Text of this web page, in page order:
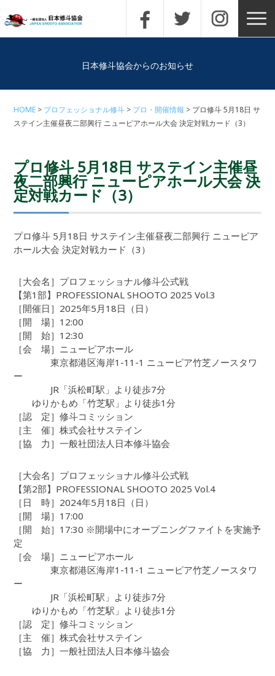
日本修斗協会からのお知らせ
HOME プロフェッショナル修斗 プロ・開催情報
プロ修斗 5月18日 サ
ステイン主催昼夜二部興行 ニューピアホール大会 決定対戦カード（3）
プロ修斗 5月18日 サステイン主催昼
夜二部興行 ニューピアホール大会 決
定対戦カード（3）
プロ修斗 5月18日 サステイン主催昼夜二部興行 ニューピア
ホール大会 決定対戦カード（3）
［大会名］プロフェッショナル修斗公式戦
【第1部】PROFESSIONAL SHOOTO 2025 Vol.3
［開催日］2025年5月18日（日）
［開 場］12:00
［開 始］12:30
［会 場］ニューピアホール
東京都港区海岸1-11-1 ニューピア竹芝ノースタワ
ー
JR「浜松町駅」より徒歩7分
ゆりかもめ「竹芝駅」より徒歩1分
［認 定］修斗コミッション
［主 催］株式会社サステイン
［協 力］一般社団法人日本修斗協会
［大会名］プロフェッショナル修斗公式戦
【第2部】PROFESSIONAL SHOOTO 2025 Vol.4
［日 時］2024年5月18日（日）
［開 場］17:00
［開 始］17:30 ※開場中にオープニングファイトを実施予
定
［会 場］ニューピアホール
東京都港区海岸1-11-1 ニューピア竹芝ノースタワ
ー
JR「浜松町駅」より徒歩7分
ゆりかもめ「竹芝駅」より徒歩1分
［認 定］修斗コミッション
［主 催］株式会社サステイン
［協 力］一般社団法人日本修斗協会